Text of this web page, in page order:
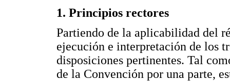
1. Principios rectores
Partiendo de la aplicabilidad del
ejecución e interpretación de los
disposiciones pertinentes. Tal
de la Convención por una parte,